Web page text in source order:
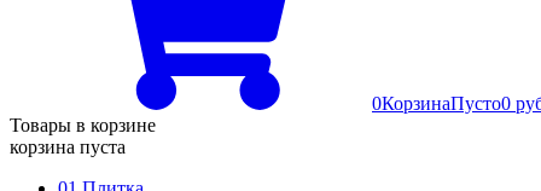
0КорзинаПусто0
Товары в корзине
корзина пуста